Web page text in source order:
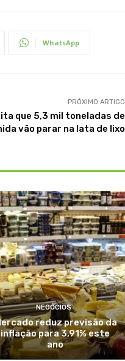
WhatsApp
PRÓXIMO ARTIGO
que 5,3 mil toneladas de
vão parar na lata de lixo
NEGÓCIOS
reduz previsão da
inflação para 3,91% este
ano